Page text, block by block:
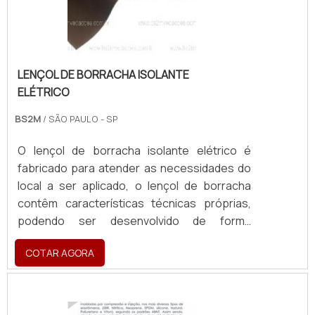
coloração;Resistente a bactérias e
fungos;Grande alta.ONDE COMPRAR PERFIL
DE BORRACHA PARA VEDAÇÃOOs produtos
desenvolvidos pela BS2M vedações são
confeccionados com alta tecnologia,
produção é amparada por um eficiente
em critérios pré estabelecidos. .
LENÇOL DE BORRACHA ISOLANTE
ELÉTRICO
BS2M / SÃO PAULO - SP
O lençol de borracha isolante elétrico é
fabricado para atender as necessidades do
local a ser aplicado, o lençol de borracha
contêm características técnicas próprias,
podendo ser desenvolvido de forma
personalizada. Possuem medidas
padronizadas para a execução dos lençóis
de borracha, como espessura e largura.MAIS
borracha isolante elétrico, especialmente
COTAR AGORA